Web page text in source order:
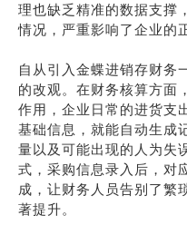
理也缺乏精准的数据支撑
情况，严重影响了企业的
自从引入金蝶进销存财务
的改观。在财务核算方面
作用，企业日常的进货支
基础信息，就能自动生成
量以及可能出现的人为失
式，采购信息录入后，对
成，让财务人员告别了繁
著提升。